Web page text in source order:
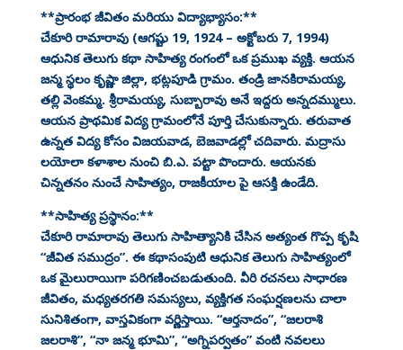
**ప్రారంభ జీవితం మరియు విద్యాభ్యాసం:**
చేకూరి రామారావు (ఆగష్టు 19, 1924 – అక్టోబరు 7, 1994)
ఆధునిక తెలుగు కథా సాహిత్య రంగంలో ఒక ప్రముఖ వ్యక్తి. ఆయన
జన్మ స్థలం కృష్ణా జిల్లా, భట్లపూడి గ్రామం. తండ్రి జానకిరామయ్య,
తల్లి వెంకమ్మ. శ్రీరామయ్య, సుబ్బారావు అనే ఇద్దరు అన్నదమ్ములు.
ఆయన ప్రాథమిక విద్య గ్రామంలోనే పూర్తి చేసుకున్నారు. తరువాత
ఉన్నత విద్య కోసం విజయవాడ, బెజవాడల్లో చదివారు. మద్రాసు
లయోలా కళాశాల నుంచి బి.ఎ. పట్టా పొందారు. ఆయనకు
చిన్నతనం నుంచే సాహిత్యం, రాజకీయాల పై ఆసక్తి ఉండేది.
**సాహిత్య ప్రస్థానం:**
చేకూరి రామారావు తెలుగు సాహిత్యానికి చేసిన అత్యంత గొప్ప కృషి
“జీవిత సముద్రం”. ఈ కథాసంపుటి ఆధునిక తెలుగు సాహిత్యంలో
ఒక మైలురాయిగా పరిగణించబడుతుంది. వీరి రచనలు సాధారణ
జీవితం, మధ్యతరగతి సమస్యలు, వ్యక్తిగత సంఘర్షణలను చాలా
సునిశితంగా, వాస్తవికంగా వర్ణిస్తాయి. “ఆర్తనాదం”, “జలరాశి
జలరాశి”, “నా జన్మ భూమి”, “అగ్నిపర్వతం” వంటి నవలలు